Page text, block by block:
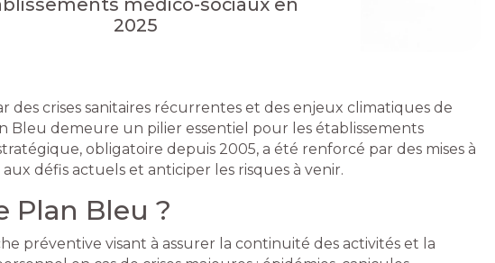
2025
des crises sanitaires récurrentes et des enjeux climatiques de
Bleu demeure un pilier essentiel pour les établissements
obligatoire depuis 2005, a été renforcé par des mises à
défis actuels et anticiper les risques à venir.
Plan Bleu ?
préventive visant à assurer la continuité des activités et la